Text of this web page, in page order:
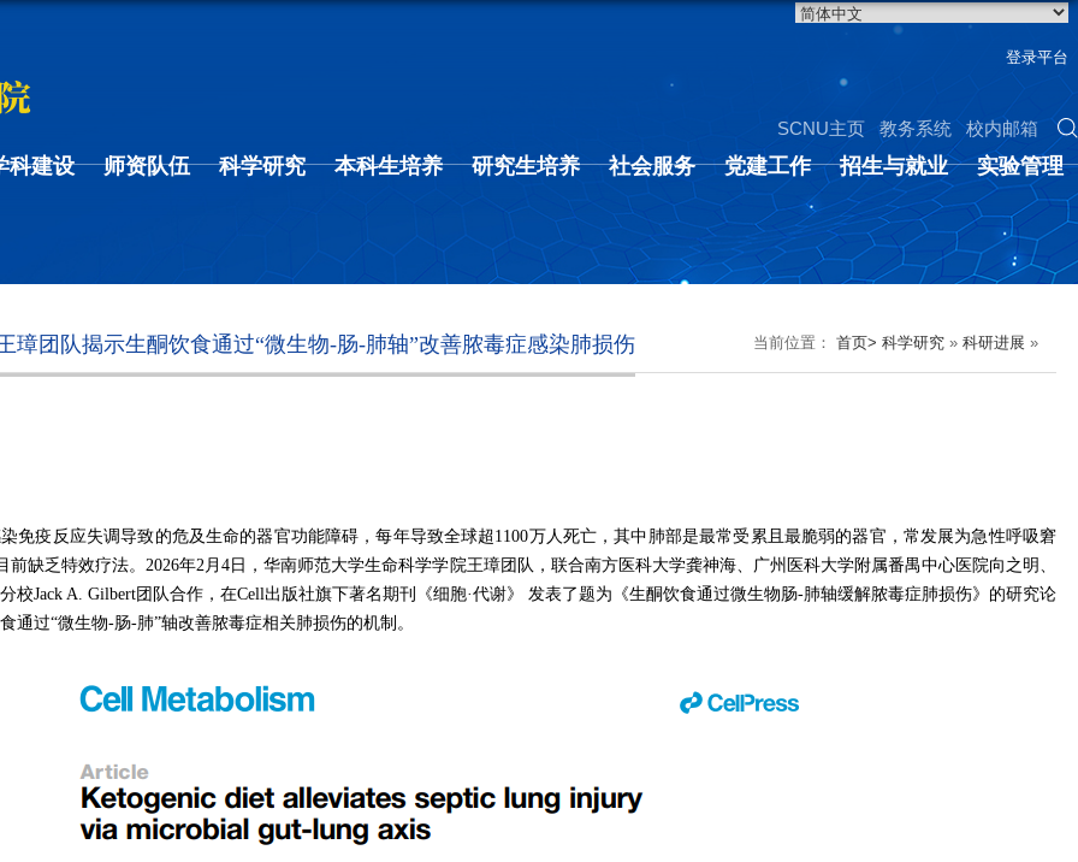
登录平台
SCNU主页 教务系统 校内邮箱
科建设 师资队伍 科学研究 本科生培养 研究生培养 社会服务 党建工作 招生与就业 实验管理
当前位置： 首页> 科学研究 » 科研进展 »
璋团队揭示生酮饮食通过“微生物-肠-肺轴”改善脓毒症感染肺损伤
免疫反应失调导致的危及生命的器官功能障碍，每年导致全球超1100万人死亡，其中肺部是最常受累且最脆弱的器官，常发展为急性呼吸窘
前缺乏特效疗法。2026年2月4日，华南师范大学生命科学学院王璋团队，联合南方医科大学龚神海、广州医科大学附属番禺中心医院向之明、
校Jack A. Gilbert团队合作，在Cell出版社旗下著名期刊 《细胞·代谢》 发表了题为《生酮饮食通过微生物肠-肺轴缓解脓毒症肺损伤》的研究论
通过“微生物-肠-肺”轴改善脓毒症相关肺损伤的机制。